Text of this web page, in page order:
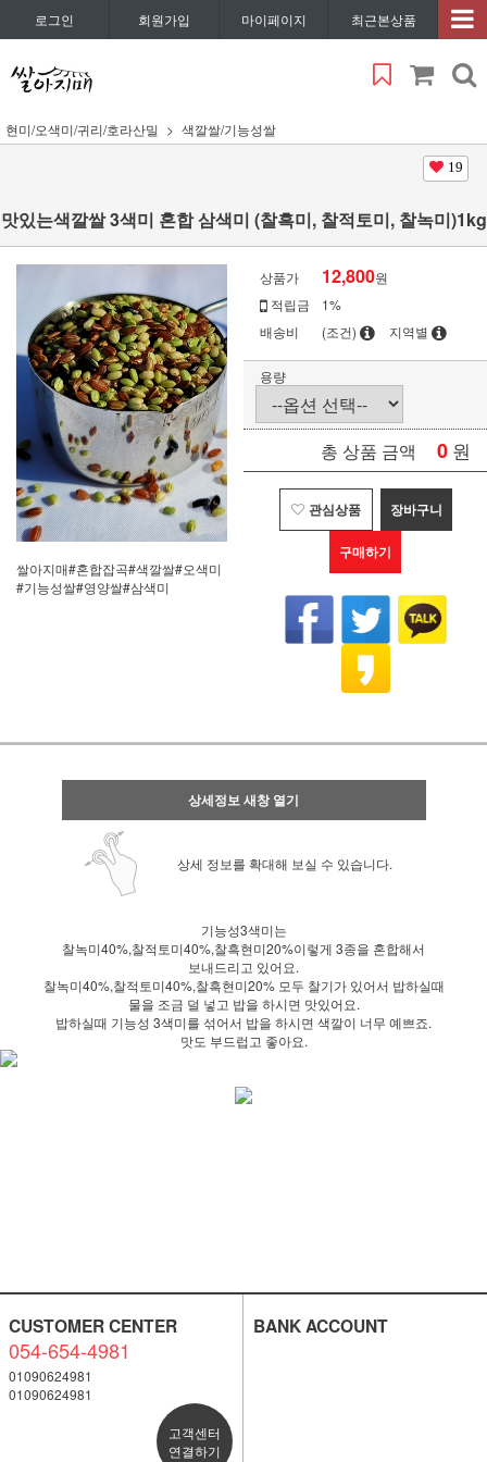
로그인 회원가입 마이페이지 최근본상품
현미/오색미/귀리/호라산밀 색깔쌀/기능성쌀
19
맛있는색깔쌀 3색미 혼합 삼색미 (찰흑미, 찰적토미, 찰녹미)1kg
쌀아지매#혼합잡곡#색깔쌀#오색미
#기능성쌀#영양쌀#삼색미
상품가 12,800원
적립금
1%
배송비
(조건) 지역별
용량
총 상품 금액 0 원
관심상품 장바구니
구매하기
상세정보 새창 열기
상세 정보를 확대해 보실 수 있습니다.
기능성3색미는
찰녹미40%,찰적토미40%,찰흑현미20%이렇게 3종을 혼합해서
보내드리고 있어요.
찰녹미40%,찰적토미40%,찰흑현미20% 모두 찰기가 있어서 밥하실때
물을 조금 덜 넣고 밥을 하시면 맛있어요.
밥하실때 기능성 3색미를 섞어서 밥을 하시면 색깔이 너무 예쁘죠.
맛도 부드럽고 좋아요.
CUSTOMER CENTER
054-654-4981
01090624981
01090624981
고객센터
연결하기
BANK ACCOUNT